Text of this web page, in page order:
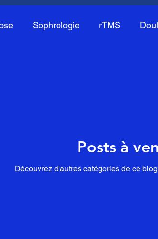
Sophrologie rTMS
Posts à
Découvrez d'autres catégories de ce